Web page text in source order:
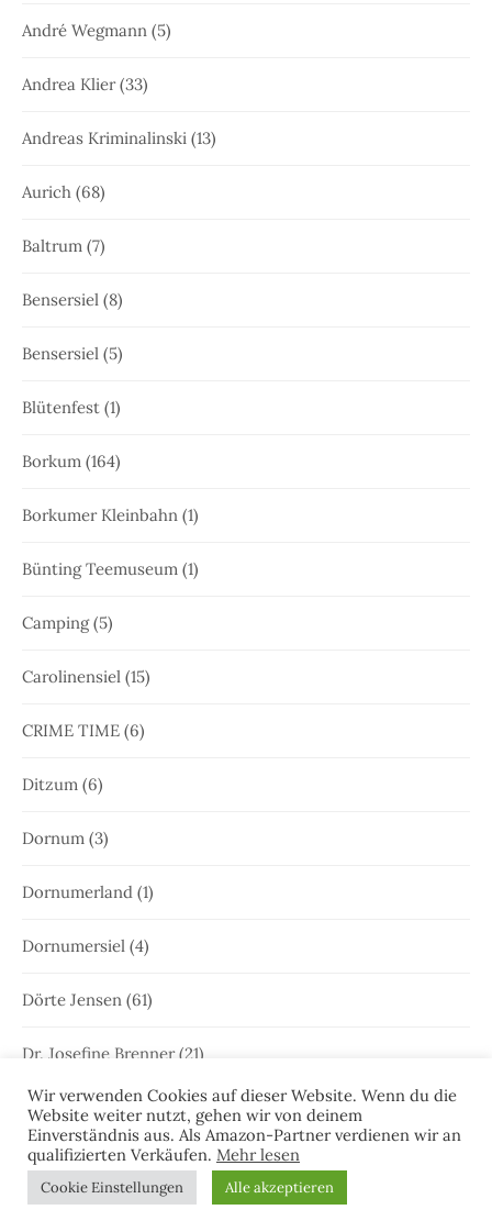
André Wegmann (5)
Andrea Klier(33)
Andreas Kriminalinski (13)
Aurich (68)
Baltrum (7)
Bensersiel (8)
Bensersiel (5)
Blütenfest (1)
Borkum (164)
Borkumer Kleinbahn (1)
Bünting Teemuseum (1)
Camping(5)
Carolinensiel (15)
CRIME TIME (6)
Ditzum (6)
Dornum (3)
Dornumerland (1)
Dornumersiel (4)
Dörte Jensen (61)
Dr. Josefine Brenner(21)
Drachenfest(1)
Dünen(3)
Wir verwenden Cookies auf dieser Website. Wenn du die
Website weiter nutzt, gehen wir von deinem
Einverständnis aus. Als Amazon-Partner verdienen wir an
qualifizierten Verkäufen. Mehr lesen
Cookie Einstellungen Alle akzeptieren